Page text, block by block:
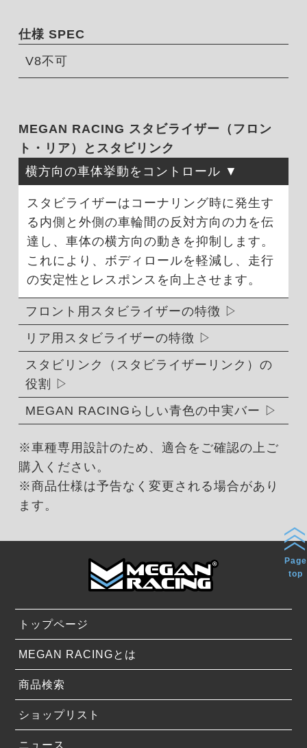
仕様 SPEC
V8不可
MEGAN RACING スタビライザー（フロン
ト・リア）とスタビリンク
横方向の車体挙動をコントロール
スタビライザーはコーナリング時に発生す
る内側と外側の車輪間の反対方向の力を伝
達し、車体の横方向の動きを抑制します。
これにより、ボディロールを軽減し、走行
の安定性とレスポンスを向上させます。
フロント用スタビライザーの特徴
リア用スタビライザーの特徴
スタビリンク（スタビライザーリンク）の
役割
MEGAN RACINGらしい青色の中実バー
※車種専用設計のため、適合をご確認の上ご
購入ください。
※商品仕様は予告なく変更される場合があり
ます。
トップページ
MEGAN RACINGとは
商品検索
ショップリスト
ニュース
Page
top